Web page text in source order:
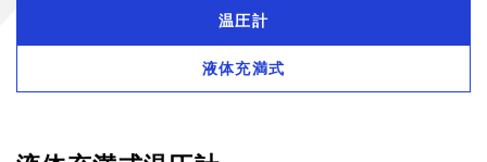
温圧計
液体充満式